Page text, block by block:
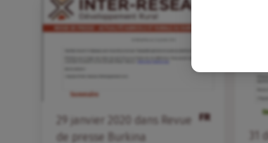
FR
janvier dans
Revue
de presse Burkina